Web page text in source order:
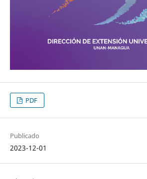
PDF
Publicado
2023-12-01